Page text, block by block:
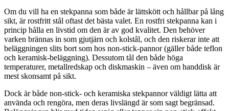
Om du vill ha en stekpanna som både är lättskött och hållbar på lång
sikt, är rostfritt stål oftast det bästa valet. En rostfri stekpanna kan i
princip hålla en livstid om den är av god kvalitet. Den behöver
varken brännas in som gjutjärn och kolstål, och den riskerar inte att
beläggningen slits bort som hos non-stick-pannor (gäller både teflon
och keramisk-beläggning). Dessutom tål den både höga
temperaturer, metallredskap och diskmaskin – även om handdisk är
mest skonsamt på sikt.
Dock är både non-stick- och keramiska stekpannor väldigt lätta att
använda och rengöra, men deras livslängd är som sagt begränsad.